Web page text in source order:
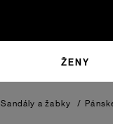
ŽENY
Sandály a žabky /